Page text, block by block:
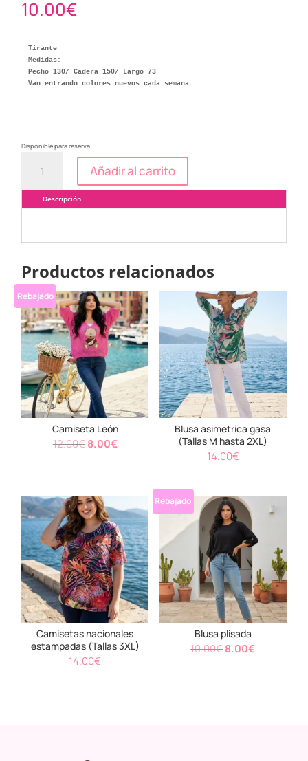
10.00€
Tirante
Medidas:
Pecho 130/ Cadera 150/ Largo 73
Van entrando colores nuevos cada semana
Disponible para reserva
Grecia
Añadir al carrito
Descripción
Productos relacionados
Rebajado
Camiseta León
12.00€El
era:
12.00€.
8.00€El
8.00€.
Blusa asimetrica gasa
(Tallas M hasta 2XL)
14.00€
Camisetas nacionales
estampadas (Tallas 3XL)
14.00€
Rebajado
Blusa plisada
10.00€El
8.00€El